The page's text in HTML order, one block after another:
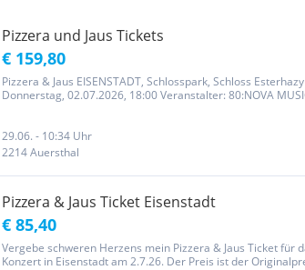
Pizzera und Jaus Tickets
€ 159,80
Pizzera & Jaus EISENSTADT, Schlosspark, Schloss Esterhazy
Donnerstag, 02.07.2026, 18:00 Veranstalter: 80:NOVA
29.06. - 10:34 Uhr
2214 Auersthal
Pizzera & Jaus Ticket Eisenstadt
€ 85,40
Vergebe schweren Herzens mein Pizzera & Jaus Ticket für
Konzert in Eisenstadt am 2.7.26. Der Preis ist der